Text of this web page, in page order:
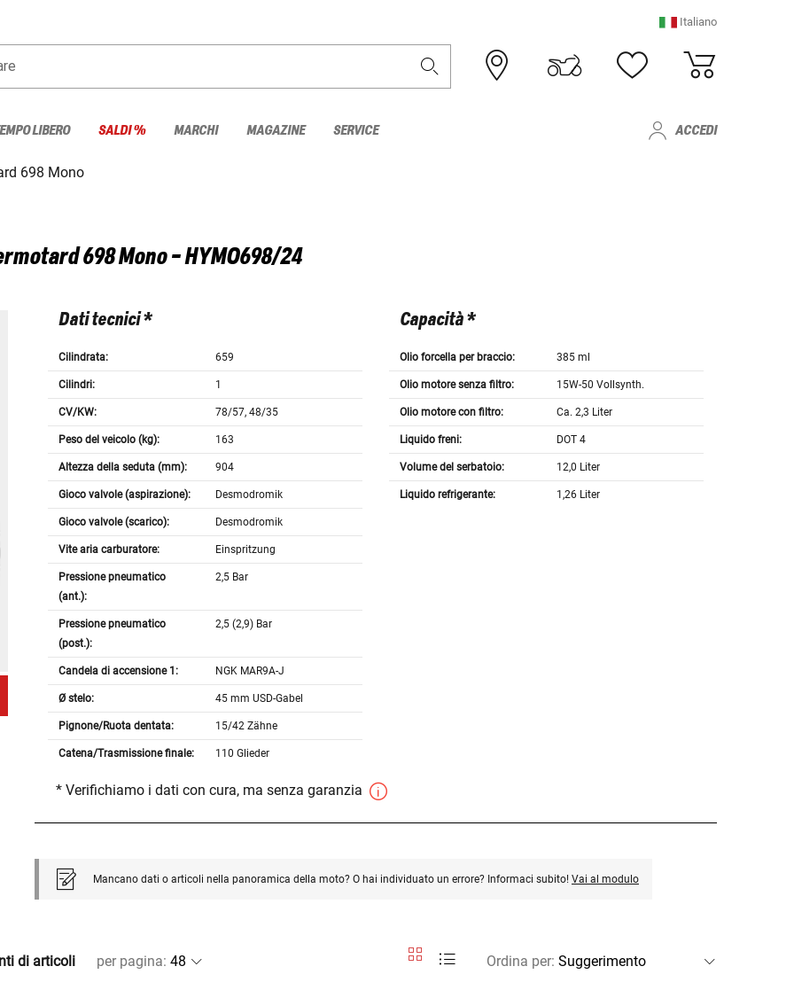
Italiano
LIBERO SALDI % MARCHI MAGAZINE SERVICE ACCEDI
698 Mono
698 Mono - HYMO698/24
Dati tecnici *
Cilindrata: 659
Cilindri: 1
CV/KW: 78/57, 48/35
Peso del veicolo (kg): 163
Altezza della seduta (mm): 904
Gioco valvole (aspirazione): Desmodromik
Gioco valvole (scarico): Desmodromik
Vite aria carburatore: Einspritzung
Pressione pneumatico
(ant.):
2,5 Bar
Pressione pneumatico
(post.):
2,5 (2,9) Bar
Candela di accensione 1: NGK MAR9A-J
Ø stelo: 45 mm USD-Gabel
Pignone/Ruota dentata: 15/42 Zähne
Catena/Trasmissione finale: 110 Glieder
Capacità *
Olio forcella per braccio: 385 ml
Olio motore senza filtro: 15W-50 Vollsynth.
Olio motore con filtro: Ca. 2,3 Liter
Liquido freni: DOT 4
Volume del serbatoio: 12,0 Liter
Liquido refrigerante: 1,26 Liter
* Verifichiamo i dati con cura, ma senza garanzia
Mancano dati o articoli nella panoramica della moto? O hai individuato un errore? Informaci subito! Vai al modulo
di articoli per pagina: Ordina per: